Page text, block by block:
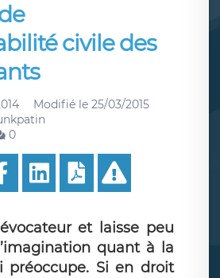
civile des
Modifié le 25/03/2015
0
et laisse peu
quant à la
préoccupe. Si en droit